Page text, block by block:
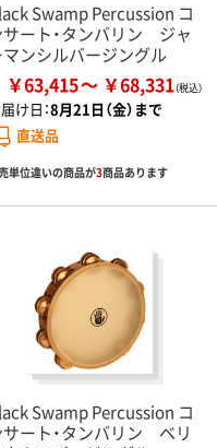
Swamp Percussion コ
サート・タンバリン ジャ
マンシルバージングル
￥63,415 ￥68,331
け日：8月21日（金）まで
直送品
単位違いの商品が3商品あります
Swamp Percussion コ
サート・タンバリン ベリ